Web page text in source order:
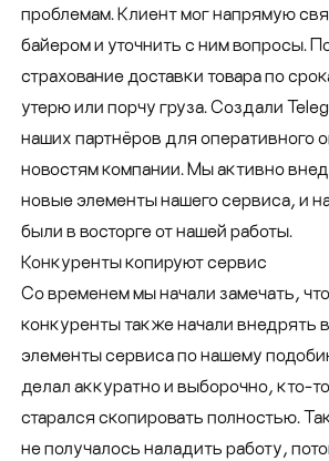
проблемам. Клиент мог напрямую
байером и уточнить с ним вопросы.
страхование доставки товара по
утерю или порчу груза. Создали
наших партнёров для оперативного
новостям компании. Мы активно
новые элементы нашего сервиса, и
были в восторге от нашей работы.
Конкуренты копируют сервис
Со временем мы начали замечать,
конкуренты также начали внедрять
элементы сервиса по нашему
делал аккуратно и выборочно, кто-
старался скопировать полностью.
не получалось наладить работу,